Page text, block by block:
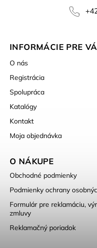
INFORMÁCIE PRE
O nás
Registrácia
Spolupráca
Katalógy
Kontakt
Moja objednávka
O NÁKUPE
Obchodné podmienky
Podmienky ochrany
Formulár pre reklamáciu,
zmluvy
Reklamačný poriadok